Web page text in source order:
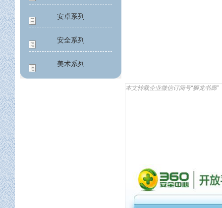
安卓系列
安全系列
美术系列
本文转载企业微信订阅号“狮龙书廊”